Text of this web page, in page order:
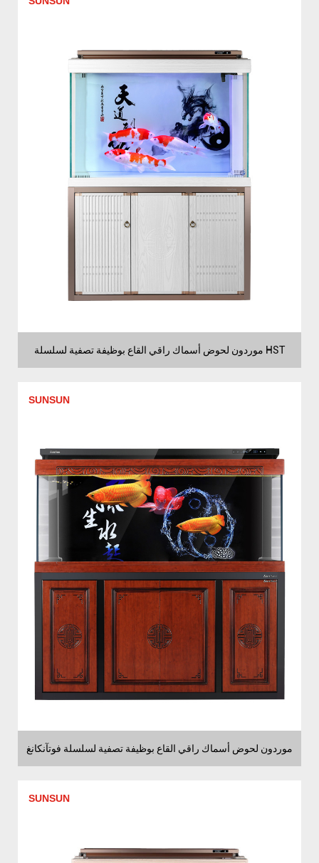
موردون لحوض أسماك راقي القاع بوظيفة تصفية لسلسلة HST
SUNSUN
موردون لحوض أسماك راقي القاع بوظيفة تصفية لسلسلة فوتآنكانغ
SUNSUN